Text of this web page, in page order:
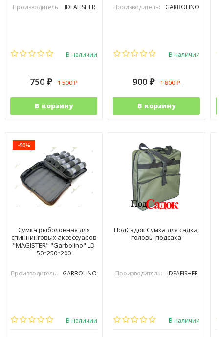
Производитель: IDEAFISHER
В наличии
750 ₽ 1 500₽
В корзину
Производитель: GARBOLINO
В наличии
900 ₽ 1 800₽
В корзину
-50%
Сумка рыболовная для
спиннинговых аксессуаров
"MAGISTER" "Garbolino" LD
50*250*200
Производитель: GARBOLINO
В наличии
ПодСадок Сумка для садка,
головы подсака
Производитель: IDEAFISHER
В наличии